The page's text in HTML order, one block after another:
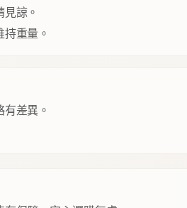
諒。
重量。
差異。